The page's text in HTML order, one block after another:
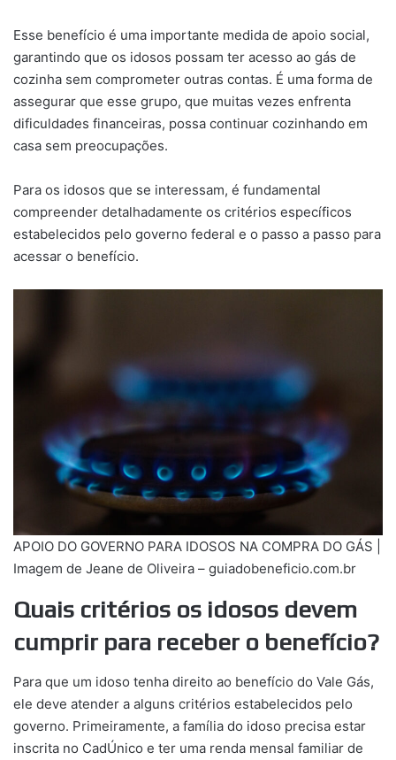
Esse benefício é uma importante medida de apoio social,
garantindo que os idosos possam ter acesso ao gás de
cozinha sem comprometer outras contas. É uma forma de
assegurar que esse grupo, que muitas vezes enfrenta
dificuldades financeiras, possa continuar cozinhando em
casa sem preocupações.
Para os idosos que se interessam, é fundamental
compreender detalhadamente os critérios específicos
estabelecidos pelo governo federal e o passo a passo para
acessar o benefício.
APOIO DO GOVERNO PARA IDOSOS NA COMPRA DO GÁS |
Imagem de Jeane de Oliveira – guiadobeneficio.com.br
Quais critérios os idosos devem
cumprir para receber o benefício?
Para que um idoso tenha direito ao benefício do Vale Gás,
ele deve atender a alguns critérios estabelecidos pelo
governo. Primeiramente, a família do idoso precisa estar
inscrita no CadÚnico e ter uma renda mensal familiar de